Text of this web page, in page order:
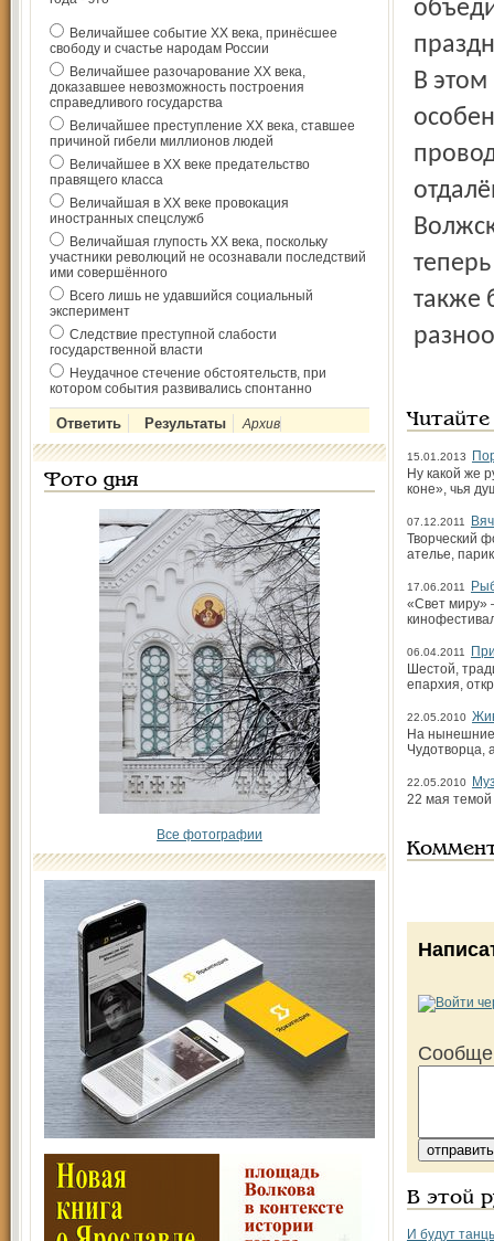
Величайшее событие ХХ века, принёсшее
свободу и счастье народам России
Величайшее разочарование ХХ века,
доказавшее невозможность построения
справедливого государства
Величайшее преступление ХХ века, ставшее
причиной гибели миллионов людей
Величайшее в ХХ веке предательство
правящего класса
Величайшая в ХХ веке провокация
иностранных спецслужб
Величайшая глупость ХХ века, поскольку
участники революций не осознавали последствий
ими совершённого
Всего лишь не удавшийся социальный
эксперимент
Следствие преступной слабости
государственной власти
Неудачное стечение обстоятельств, при
котором события развивались спонтанно
Архив
Фото дня
Все фотографии
В этом
также
15.01.2013
Ну какой же
коне», чья
07.12.2011
Творческий
ателье,
17.06.2011
«Свет миру»
06.04.2011
Шестой,
епархия,
22.05.2010
На нынешние
Чудотворца,
22.05.2010
22 мая темой
В этой
И будут